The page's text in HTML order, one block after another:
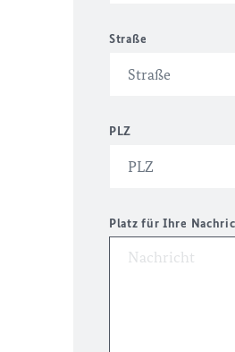
Straße
PLZ
Platz für Ihre